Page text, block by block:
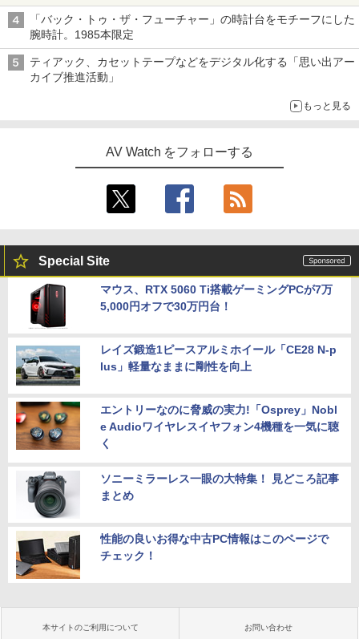
「バック・トゥ・ザ・フューチャー」の時計台をモチーフにした
腕時計。1985本限定
ティアック、カセットテープなどをデジタル化する「思い出アー
カイブ推進活動」
もっと見る
AV Watch をフォローする
Special Site
マウス、RTX 5060 Ti搭載ゲーミングPCが7万
5,000円オフで30万円台！
レイズ鍛造1ピースアルミホイール「CE28 N-p
lus」軽量なままに剛性を向上
エントリーなのに脅威の実力!「Osprey」Nobl
e Audioワイヤレスイヤフォン4機種を一気に聴
く
ソニーミラーレス一眼の大特集！ 見どころ記事
まとめ
性能の良いお得な中古PC情報はこのページで
チェック！
本サイトのご利用について お問い合わせ